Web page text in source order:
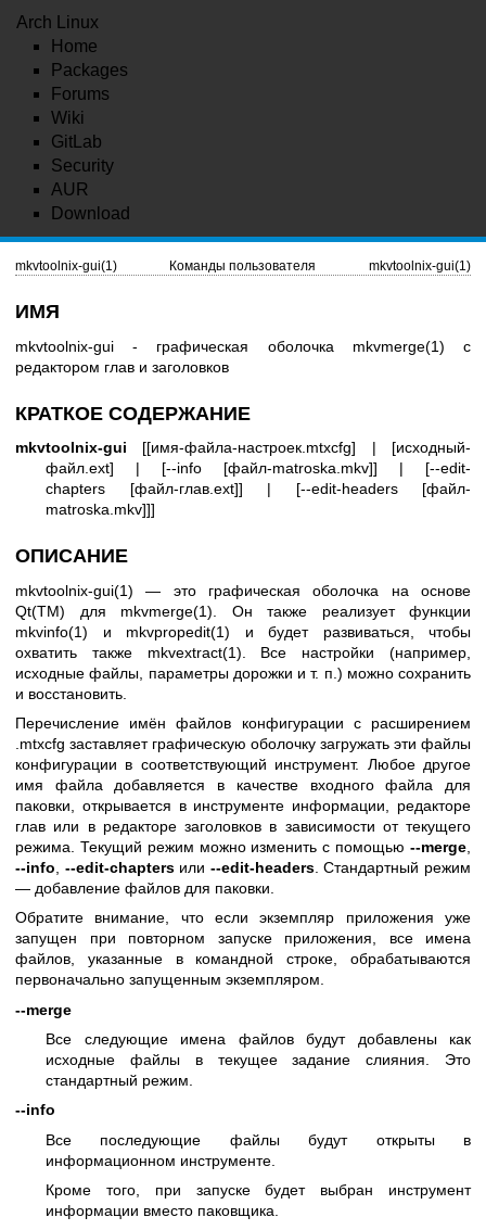
Arch Linux
Home
Packages
Forums
Wiki
GitLab
Security
AUR
Download
mkvtoolnix-gui(1) Команды пользователя mkvtoolnix-gui(1)
ИМЯ
mkvtoolnix-gui - графическая оболочка mkvmerge(1) с
редактором глав и заголовков
КРАТКОЕ СОДЕРЖАНИЕ
mkvtoolnix-gui [[имя-файла-настроек.mtxcfg] | [исходный-
файл.ext] | [--info [файл-matroska.mkv]] | [--edit-
chapters [файл-глав.ext]] | [--edit-headers [файл-
matroska.mkv]]]
ОПИСАНИЕ
mkvtoolnix-gui(1) — это графическая оболочка на основе
Qt(TM) для mkvmerge(1) . Он также реализует функции
mkvinfo(1) и mkvpropedit(1) и будет развиваться, чтобы
охватить также mkvextract(1) . Все настройки (например,
исходные файлы, параметры дорожки и т. п.) можно сохранить
и восстановить.
Перечисление имён файлов конфигурации с расширением
.mtxcfg заставляет графическую оболочку загружать эти файлы
конфигурации в соответствующий инструмент. Любое другое
имя файла добавляется в качестве входного файла для
паковки, открывается в инструменте информации, редакторе
глав или в редакторе заголовков в зависимости от текущего
режима. Текущий режим можно изменить с помощью --merge
--info
--edit-chaptersили --edit-headers. Стандартный режим
— добавление файлов для паковки.
Обратите внимание, что если экземпляр приложения уже
запущен при повторном запуске приложения, все имена
файлов, указанные в командной строке, обрабатываются
первоначально запущенным экземпляром.
--merge
Все следующие имена файлов будут добавлены как
исходные файлы в текущее задание слияния. Это
стандартный режим.
--info
Все последующие файлы будут открыты в
информационном инструменте.
Кроме того, при запуске будет выбран инструмент
информации вместо паковщика.